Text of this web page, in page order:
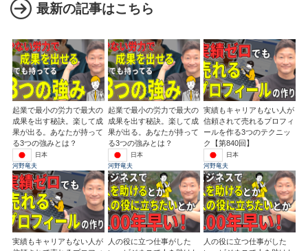
最新の記事はこちら
起業で最小の労力で最大の
成果を出す秘訣。楽して成
果が出る。あなたが持って
る3つの強みとは？
日本
河野竜夫
起業で最小の労力で最大の
成果を出す秘訣。楽して成
果が出る。あなたが持って
る3つの強みとは？
日本
河野竜夫
実績もキャリアもない人が
信頼されて売れるプロフィ
ールを作る3つのテクニッ
ク【第840回】
日本
河野竜夫
実績もキャリアもない人が
人の役に立つ仕事がした
人の役に立つ仕事がした